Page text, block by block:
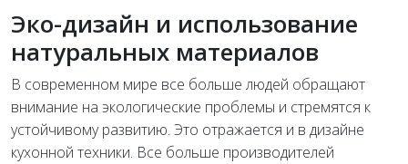
Эко-дизайн и использование
натуральных материалов
В современном мире все больше людей обращают
внимание на экологические проблемы и стремятся к
устойчивому развитию. Это отражается и в дизайне
кухонной техники. Все больше производителей